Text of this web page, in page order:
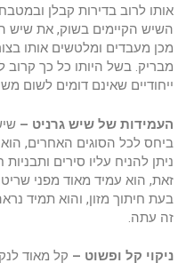
אותו לרוב בדירות קבלן
השיש הקיימים בשוק, את שיש
מכן מעבדים ומלטשים אותו
מבריק. בשל היותו כל כך קרוב
ייחודיים שאינם דומים לשום
העמידות של שיש גרניט –
ביחס לכל הסוגים האחרים, הוא
ניתן להניח עליו סירים
זאת, הוא עמיד מאוד מפני
בעת חיתוך מזון, והוא תמיד
זה עתה.
ניקוי קל ופשוט – קל מאוד